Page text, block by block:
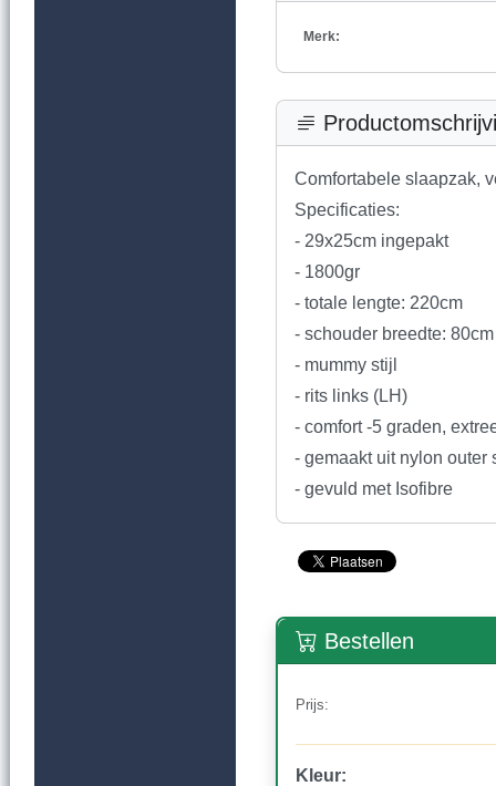
Merk:
Comfortabele slaapzak,
Specificaties:
- 29x25cm ingepakt
- 1800gr
- totale lengte: 220cm
- schouder breedte: 80cm
- mummy stijl
- rits links (LH)
- comfort -5 graden,
- gemaakt uit nylon
- gevuld met Isofibre
Bestellen
Prijs:
Kleur: